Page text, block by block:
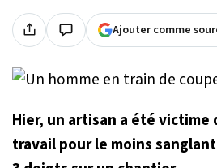
Ajouter comme
Hier, un artisan a été victime
travail pour le moins